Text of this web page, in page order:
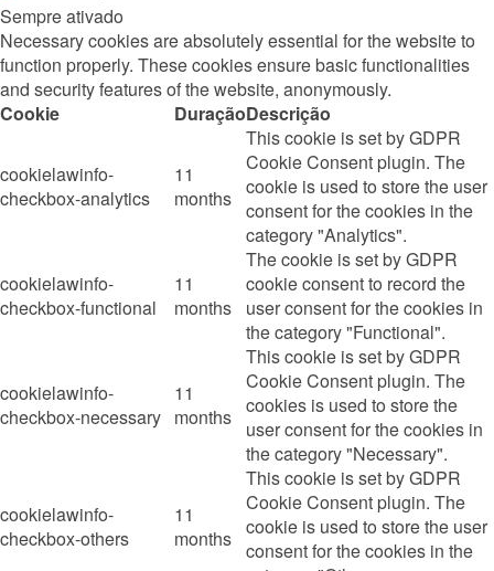
Sempre ativado
Necessary cookies are absolutely essential for the website to
function properly. These cookies ensure basic functionalities
and security features of the website, anonymously.
Cookie
DuraçãoDescrição
cookielawinfo-
checkbox-analytics
11
months
This cookie is set by GDPR
Cookie Consent plugin. The
cookie is used to store the user
consent for the cookies in the
category "Analytics".
cookielawinfo-
checkbox-functional
11
months
The cookie is set by GDPR
cookie consent to record the
user consent for the cookies in
the category "Functional".
cookielawinfo-
checkbox-necessary
11
months
This cookie is set by GDPR
Cookie Consent plugin. The
cookies is used to store the
user consent for the cookies in
the category "Necessary".
cookielawinfo-
checkbox-others
11
months
This cookie is set by GDPR
Cookie Consent plugin. The
cookie is used to store the user
consent for the cookies in the